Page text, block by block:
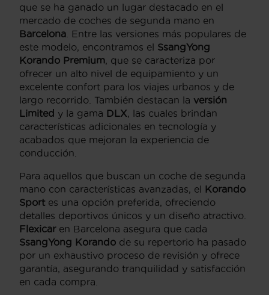
que se ha ganado un lugar destacado en el
mercado de coches de segunda mano en
Barcelona . Entre las versiones más populares de
este modelo, encontramos el SsangYong
Korando Premium, que se caracteriza por
ofrecer un alto nivel de equipamiento y un
excelente confort para los viajes urbanos y de
largo recorrido. También destacan la versión
Limited y la gama DLX, las cuales brindan
características adicionales en tecnología y
acabados que mejoran la experiencia de
conducción.
Para aquellos que buscan un coche de segunda
mano con características avanzadas, el Korando
Sport es una opción preferida, ofreciendo
detalles deportivos únicos y un diseño atractivo.
Flexicaren Barcelona asegura que cada
SsangYong Korando de su repertorio ha pasado
por un exhaustivo proceso de revisión y ofrece
garantía, asegurando tranquilidad y satisfacción
en cada compra.